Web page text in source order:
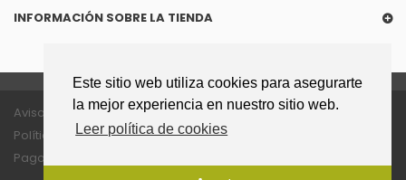
Este sitio web utiliza cookies para asegurarte
la mejor experiencia en nuestro sitio web.
Leer política de cookies
INFORMACIÓN SOBRE LA TIENDA
Aviso legal
Política de privacidad
Política de cookies
Política enlaces
Pago seguro